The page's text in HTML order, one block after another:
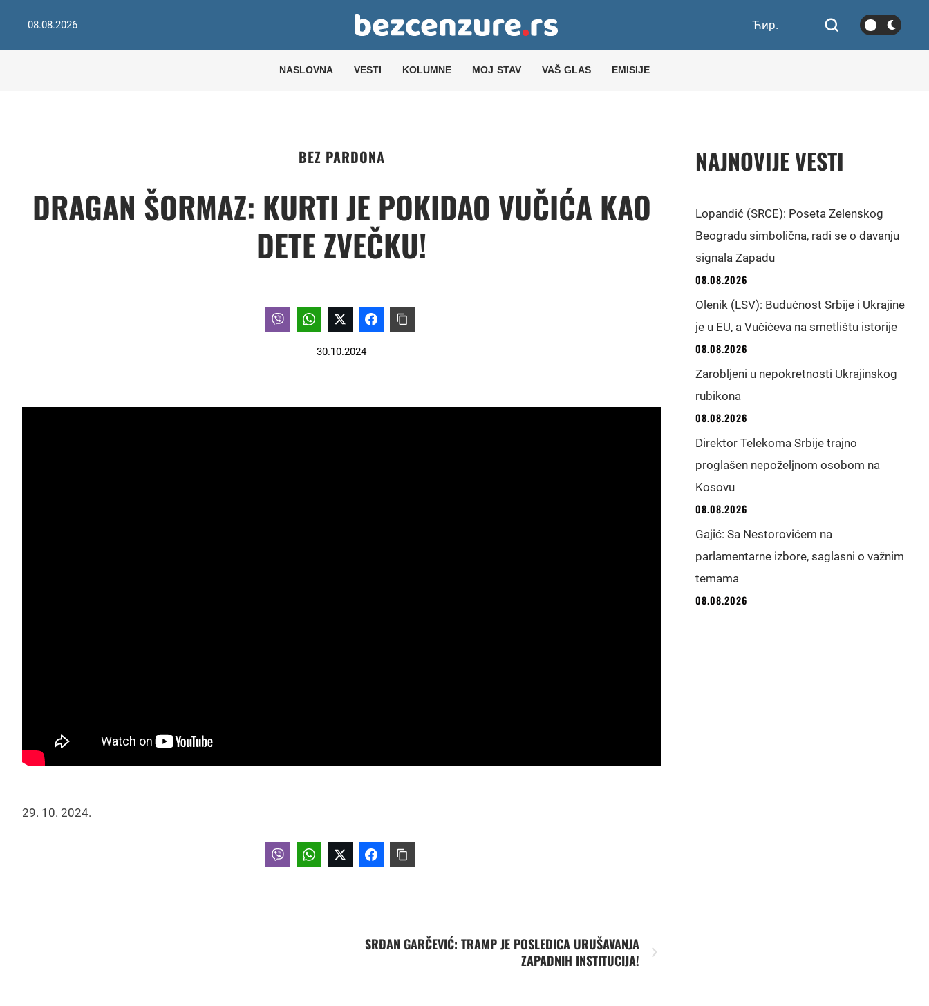
08.08.2026 Ћир.
NASLOVNA VESTI KOLUMNE MOJ STAV VAŠ GLAS EMISIJE
BEZ PARDONA
DRAGAN ŠORMAZ: KURTI JE POKIDAO VUČIĆA KAO
DETE ZVEČKU!
30.10.2024
29. 10. 2024.
SRĐAN GARČEVIĆ: TRAMP JE POSLEDICA URUŠAVANJA
ZAPADNIH INSTITUCIJA!
NAJNOVIJE VESTI
Lopandić (SRCE): Poseta Zelenskog
Beogradu simbolična, radi se o davanju
signala Zapadu
08.08.2026
Olenik (LSV): Budućnost Srbije i Ukrajine
je u EU, a Vučićeva na smetlištu istorije
08.08.2026
Zarobljeni u nepokretnosti Ukrajinskog
rubikona
08.08.2026
Direktor Telekoma Srbije trajno
proglašen nepoželjnom osobom na
Kosovu
08.08.2026
Gajić: Sa Nestorovićem na
parlamentarne izbore, saglasni o važnim
temama
08.08.2026